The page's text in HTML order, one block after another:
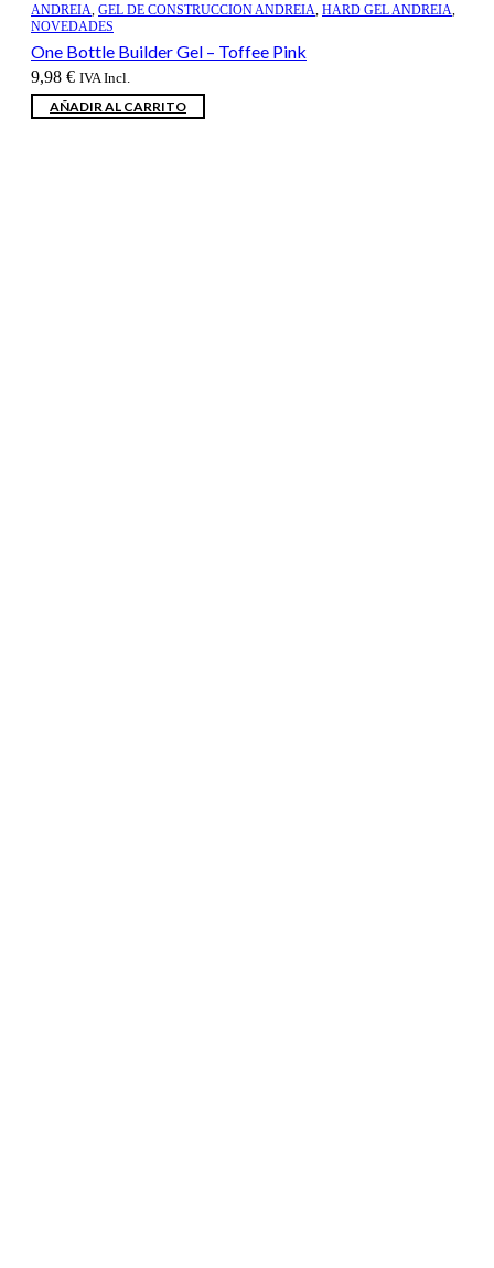
ANDREIA, GEL DE CONSTRUCCION ANDREIA, HARD GEL ANDREIA,
NOVEDADES
One Bottle Builder Gel – Toffee Pink
9,98 € IVA Incl.
AÑADIR AL CARRITO